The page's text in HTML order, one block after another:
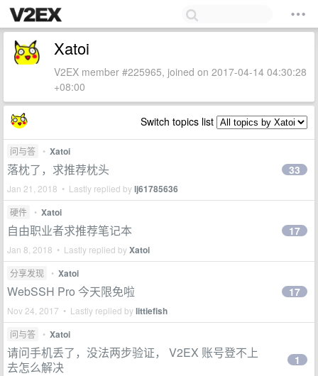
Xatoi
V2EX member #225965, joined on 2017-04-14 04:30:28
+08:00
Switch topics list
问与答 • Xatoi
落枕了，求推荐枕头
Jan 21, 2018 • Lastly replied bylj61785636
33
硬件 • Xatoi
自由职业者求推荐笔记本
Jan 8, 2018 • Lastly replied byXatoi
17
分享发现 • Xatoi
WebSSH Pro 今天限免啦
Nov 24, 2017 • Lastly replied bylittiefish
17
问与答 • Xatoi
请问手机丢了，没法两步验证， V2EX 账号登不上
去怎么解决
1